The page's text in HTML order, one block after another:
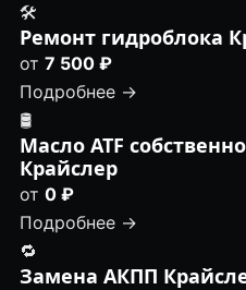
🛠️
Ремонт гидроблока
от 7 500 ₽
Подробнее →
🛢
Масло ATF
Крайслер
от 0 ₽
Подробнее →
🔁
Замена АКПП